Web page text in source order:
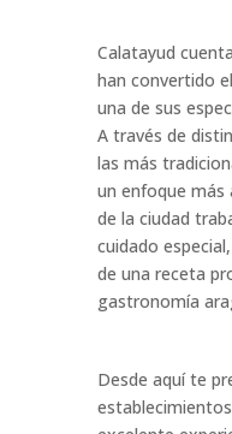
Calatayud
han convertido
una de sus
A través de
las más
un enfoque más
de la ciudad
cuidado
de una receta
gastronomía
Desde aquí te